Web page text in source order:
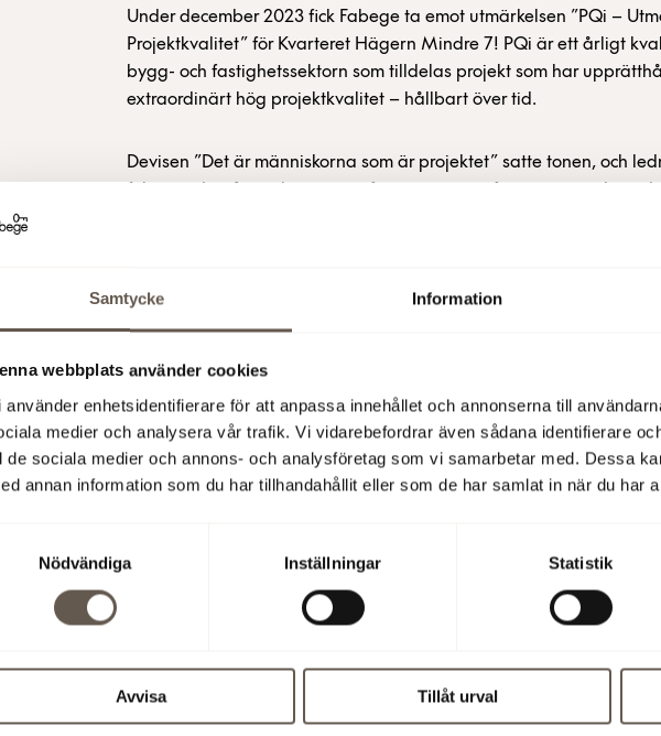
Samtycke Information
webbplats använder cookies
använder enhetsidentifierare för att anpassa innehållet och annonserna till
medier och analysera vår trafik. Vi vidarebefordrar även sådana identifierare
de sociala medier och annons- och analysföretag som vi samarbetar med. Dessa
annan information som du har tillhandahållit eller som de har samlat in när du har
Nödvändiga
Inställningar Statistik
Avvisa Tillåt urval
Under december 2023 fick Fabege ta emot utmärkelsen ”PQi –
Projektkvalitet” för Kvarteret Hägern Mindre 7! PQi är ett årligt
bygg- och fastighetssektorn som tilldelas projekt som har
extraordinärt hög projektkvalitet – hållbart över tid.
Devisen ”Det är människorna som är projektet” satte tonen, och
Skapad:18 december 2023
Läs även
Tyrén tipsar
Per Tyrén har varit med och format
delar han med sig av sina bästa tips
Läs mer